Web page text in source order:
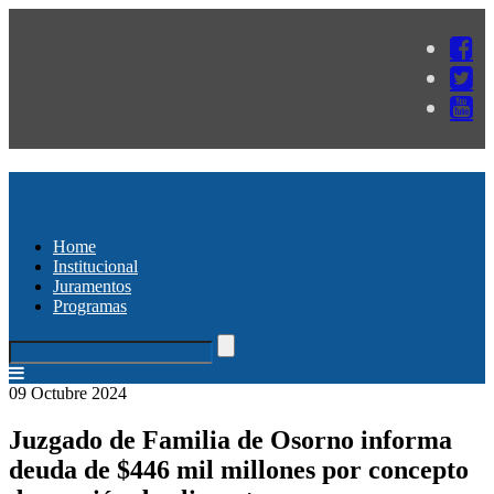
Home
Institucional
Juramentos
Programas
09 Octubre 2024
Juzgado de Familia de Osorno informa
deuda de $446 mil millones por concepto